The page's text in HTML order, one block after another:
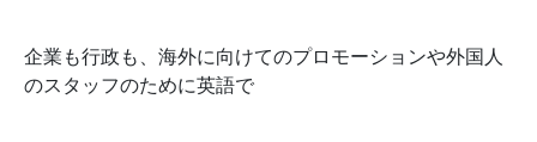
企業も行政も、海外に向けてのプロモーションや外国人
のスタッフのために英語で